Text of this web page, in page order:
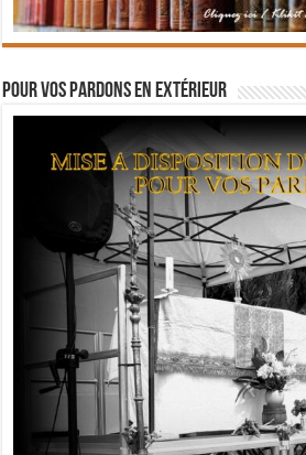
Pour vos pardons en extérieur